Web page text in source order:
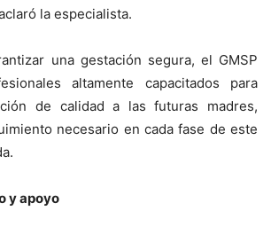
la especialista.
una gestación segura, el GMSP
altamente capacitados para
de calidad a las futuras madres,
necesario en cada fase de este
y apoyo